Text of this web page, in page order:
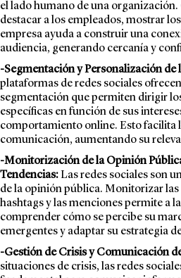
el lado humano de una
destacar a los empleados, mostrar
empresa ayuda a construir una
audiencia, generando cercanía y
-Segmentación y Personalización
plataformas de redes sociales
segmentación que permiten dirigir
específicas en función de sus
comportamiento online. Esto facilita
comunicación, aumentando su
-Monitorización de la Opinión
Tendencias:Las redes sociales son
de la opinión pública. Monitorizar las
hashtags y las menciones permite a
comprender cómo se percibe su
emergentes y adaptar su estrategia
-Gestión de Crisis y Comunicación
situaciones de crisis, las redes